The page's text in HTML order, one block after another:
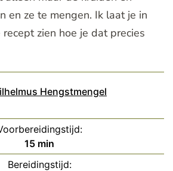
en ze te mengen. Ik laat je in
zien hoe je dat precies
Hengstmengel
15minuten
min
Bereidingstijd: